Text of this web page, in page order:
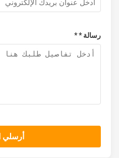
رسالة * *
أرسلي الآن